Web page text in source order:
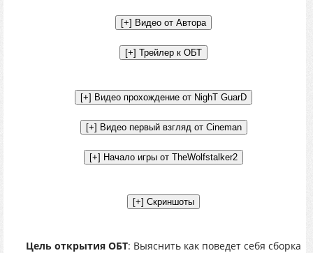
Цель открытия ОБТ: Выяснить как поведет себя сборка